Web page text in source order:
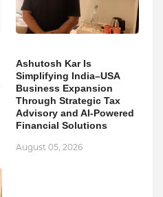
Ashutosh Kar Is
Simplifying India–USA
Business Expansion
Through Strategic Tax
Advisory and AI-Powered
Financial Solutions
August 05, 2026